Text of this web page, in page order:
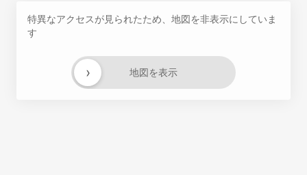
特異なアクセスが見られたため、地図を非表示にしていま
す
地図を表示
›